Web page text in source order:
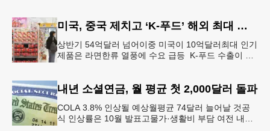
미국, 중국 제치고 ‘K-푸드’ 해외 최대 시장 부상
상반기 54억달러 넘어이중 미국이 10억달러최대 인기
제품은 라면한류 열풍에 수요 급등 K-푸드 수출이 라
내년 소셜연금, 월 평균 첫 2,000달러 돌파
COLA 3.8% 인상될 예상월평균 74달러 늘어날 것공
식 인상률은 10월 발표고물가·생활비 부담 여전 내년